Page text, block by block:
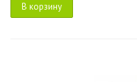
В корзину